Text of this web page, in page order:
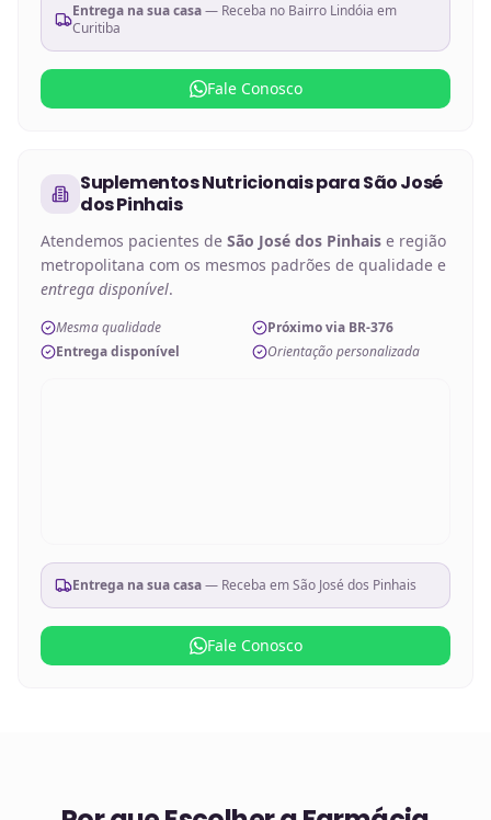
Entrega na sua casa— Receba no Bairro Lindóia em
Curitiba
Fale Conosco
Suplementos NutricionaisparaSão José
dos Pinhais
Atendemos pacientes de São José dos Pinhais e região
metropolitana com os mesmos padrões de qualidade e
entrega disponível.
Mesma qualidade
Próximo via BR-376
Entrega disponível
Orientação personalizada
Entrega na sua casa— Receba emSão José dos Pinhais
Fale Conosco